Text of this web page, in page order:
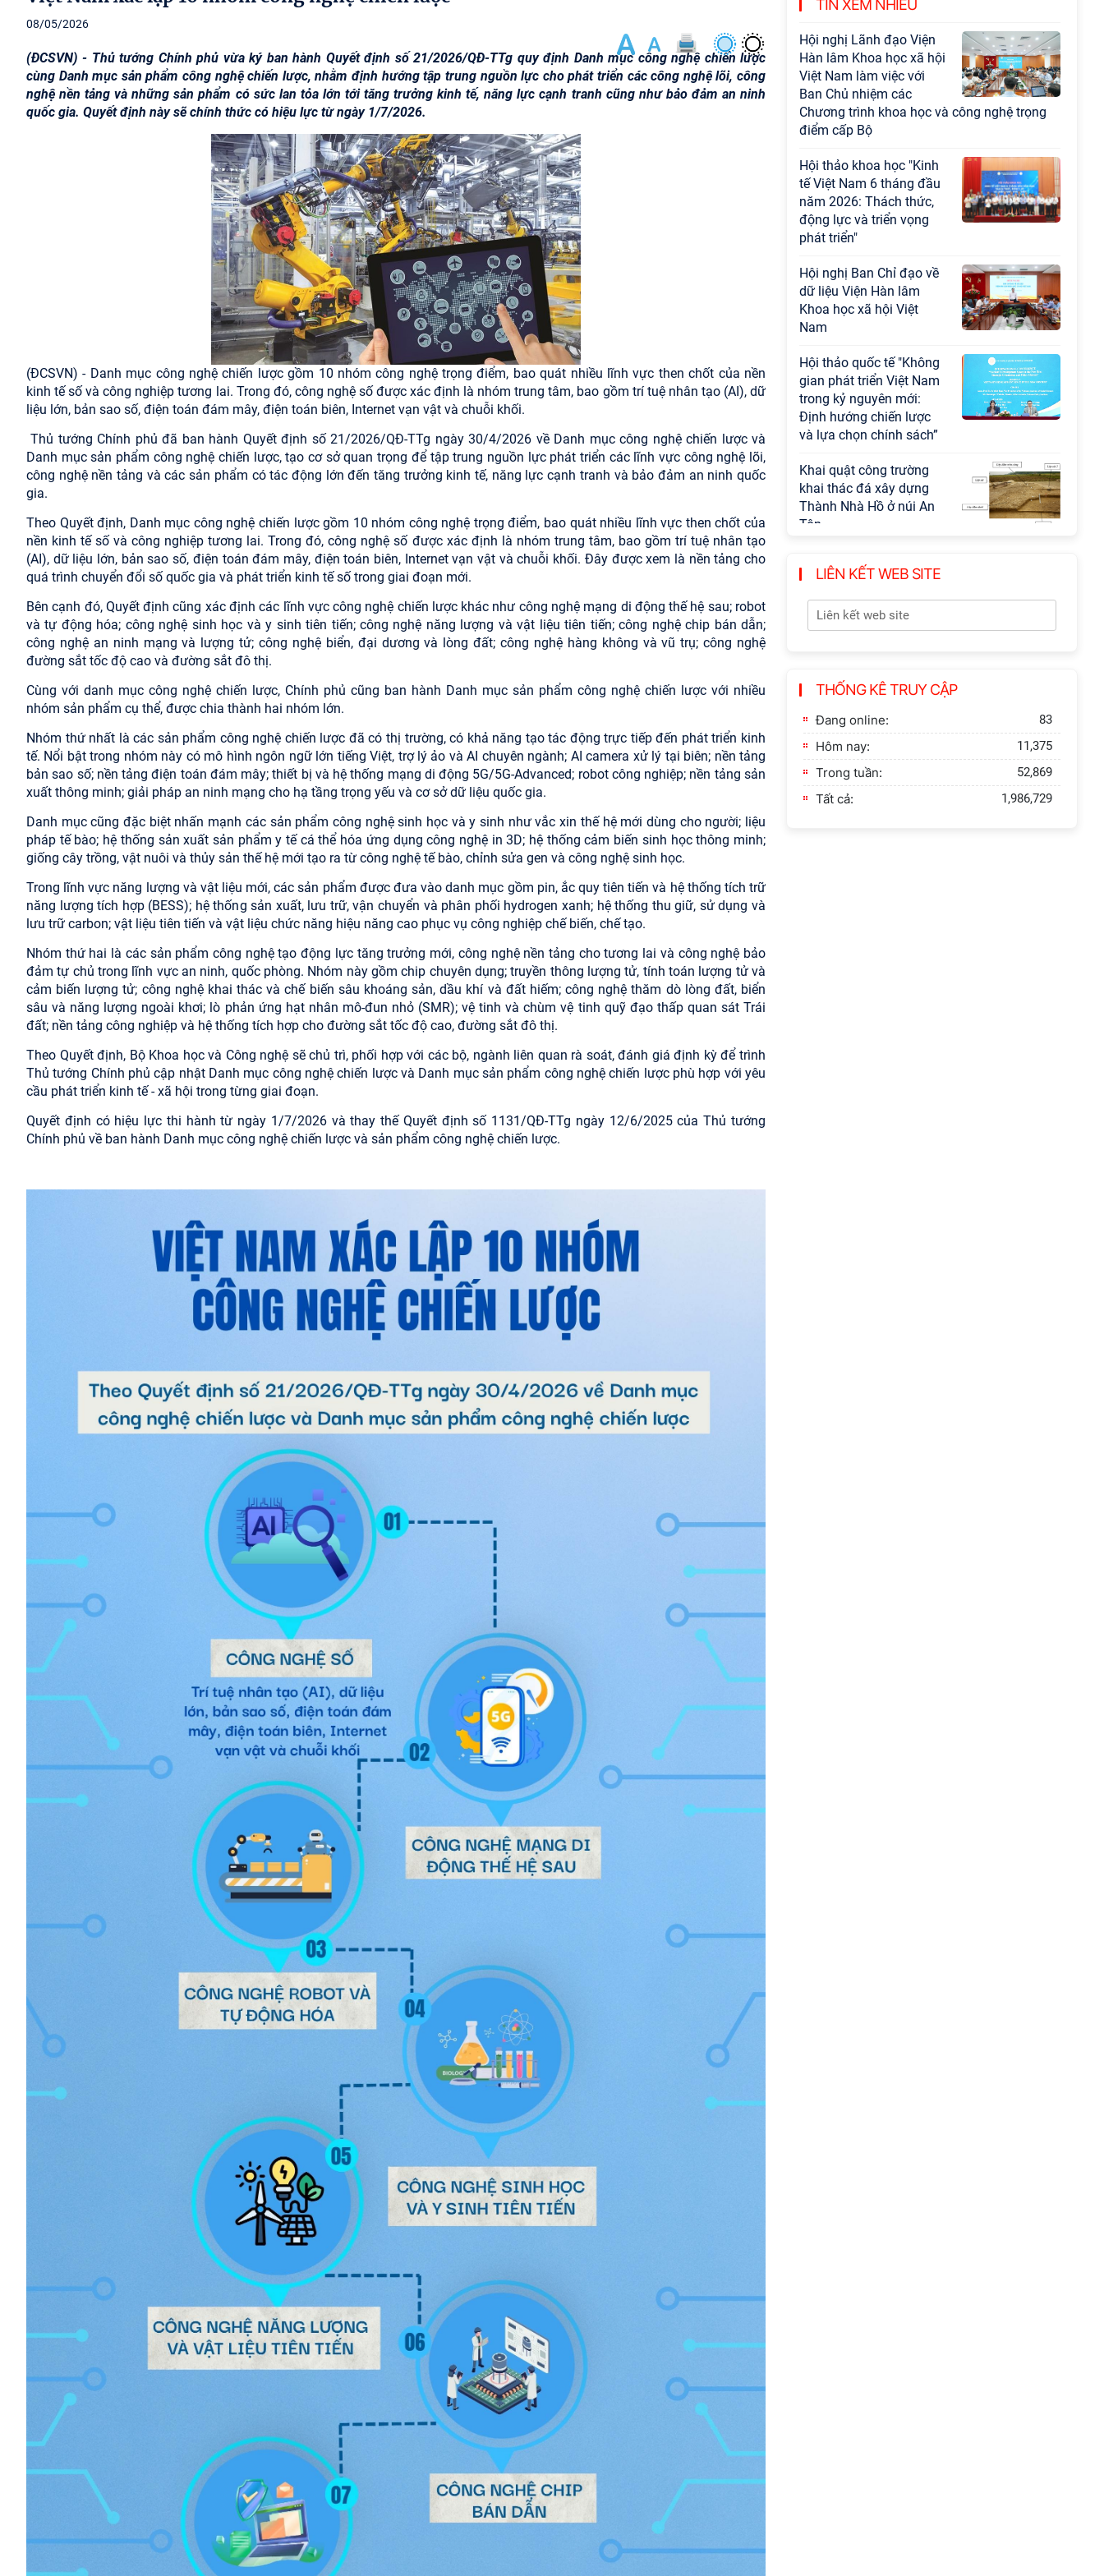
08/05/2026
(ĐCSVN) - Thủ tướng Chính phủ vừa ký ban hành Quyết định số 21/2026/QĐ-TTg quy định Danh mục công nghệ chiến lược
cùng Danh mục sản phẩm công nghệ chiến lược, nhằm định hướng tập trung nguồn lực cho phát triển các công nghệ lõi, công
nghệ nền tảng và những sản phẩm có sức lan tỏa lớn tới tăng trưởng kinh tế, năng lực cạnh tranh cũng như bảo đảm an ninh
quốc gia. Quyết định này sẽ chính thức có hiệu lực từ ngày 1/7/2026.
(ĐCSVN) - Danh mục công nghệ chiến lược gồm 10 nhóm công nghệ trọng điểm, bao quát nhiều lĩnh vực then chốt của nền
kinh tế số và công nghiệp tương lai. Trong đó, công nghệ số được xác định là nhóm trung tâm, bao gồm trí tuệ nhân tạo (AI), dữ
liệu lớn, bản sao số, điện toán đám mây, điện toán biên, Internet vạn vật và chuỗi khối.
Thủ tướng Chính phủ đã ban hành Quyết định số 21/2026/QĐ-TTg ngày 30/4/2026 về Danh mục công nghệ chiến lược và
Danh mục sản phẩm công nghệ chiến lược, tạo cơ sở quan trọng để tập trung nguồn lực phát triển các lĩnh vực công nghệ lõi,
công nghệ nền tảng và các sản phẩm có tác động lớn đến tăng trưởng kinh tế, năng lực cạnh tranh và bảo đảm an ninh quốc
gia.
Theo Quyết định, Danh mục công nghệ chiến lược gồm 10 nhóm công nghệ trọng điểm, bao quát nhiều lĩnh vực then chốt của
nền kinh tế số và công nghiệp tương lai. Trong đó, công nghệ số được xác định là nhóm trung tâm, bao gồm trí tuệ nhân tạo
(AI), dữ liệu lớn, bản sao số, điện toán đám mây, điện toán biên, Internet vạn vật và chuỗi khối. Đây được xem là nền tảng cho
quá trình chuyển đổi số quốc gia và phát triển kinh tế số trong giai đoạn mới.
Bên cạnh đó, Quyết định cũng xác định các lĩnh vực công nghệ chiến lược khác như công nghệ mạng di động thế hệ sau; robot
và tự động hóa; công nghệ sinh học và y sinh tiên tiến; công nghệ năng lượng và vật liệu tiên tiến; công nghệ chip bán dẫn;
công nghệ an ninh mạng và lượng tử; công nghệ biển, đại dương và lòng đất; công nghệ hàng không và vũ trụ; công nghệ
đường sắt tốc độ cao và đường sắt đô thị.
Cùng với danh mục công nghệ chiến lược, Chính phủ cũng ban hành Danh mục sản phẩm công nghệ chiến lược với nhiều
nhóm sản phẩm cụ thể, được chia thành hai nhóm lớn.
Nhóm thứ nhất là các sản phẩm công nghệ chiến lược đã có thị trường, có khả năng tạo tác động trực tiếp đến phát triển kinh
tế. Nổi bật trong nhóm này có mô hình ngôn ngữ lớn tiếng Việt, trợ lý ảo và AI chuyên ngành; AI camera xử lý tại biên; nền tảng
bản sao số; nền tảng điện toán đám mây; thiết bị và hệ thống mạng di động 5G/5G-Advanced; robot công nghiệp; nền tảng sản
xuất thông minh; giải pháp an ninh mạng cho hạ tầng trọng yếu và cơ sở dữ liệu quốc gia.
Danh mục cũng đặc biệt nhấn mạnh các sản phẩm công nghệ sinh học và y sinh như vắc xin thế hệ mới dùng cho người; liệu
pháp tế bào; hệ thống sản xuất sản phẩm y tế cá thể hóa ứng dụng công nghệ in 3D; hệ thống cảm biến sinh học thông minh;
giống cây trồng, vật nuôi và thủy sản thế hệ mới tạo ra từ công nghệ tế bào, chỉnh sửa gen và công nghệ sinh học.
Trong lĩnh vực năng lượng và vật liệu mới, các sản phẩm được đưa vào danh mục gồm pin, ắc quy tiên tiến và hệ thống tích trữ
năng lượng tích hợp (BESS); hệ thống sản xuất, lưu trữ, vận chuyển và phân phối hydrogen xanh; hệ thống thu giữ, sử dụng và
lưu trữ carbon; vật liệu tiên tiến và vật liệu chức năng hiệu năng cao phục vụ công nghiệp chế biến, chế tạo.
Nhóm thứ hai là các sản phẩm công nghệ tạo động lực tăng trưởng mới, công nghệ nền tảng cho tương lai và công nghệ bảo
đảm tự chủ trong lĩnh vực an ninh, quốc phòng. Nhóm này gồm chip chuyên dụng; truyền thông lượng tử, tính toán lượng tử và
cảm biến lượng tử; công nghệ khai thác và chế biến sâu khoáng sản, dầu khí và đất hiếm; công nghệ thăm dò lòng đất, biển
sâu và năng lượng ngoài khơi; lò phản ứng hạt nhân mô-đun nhỏ (SMR); vệ tinh và chùm vệ tinh quỹ đạo thấp quan sát Trái
đất; nền tảng công nghiệp và hệ thống tích hợp cho đường sắt tốc độ cao, đường sắt đô thị.
Theo Quyết định, Bộ Khoa học và Công nghệ sẽ chủ trì, phối hợp với các bộ, ngành liên quan rà soát, đánh giá định kỳ để trình
Thủ tướng Chính phủ cập nhật Danh mục công nghệ chiến lược và Danh mục sản phẩm công nghệ chiến lược phù hợp với yêu
cầu phát triển kinh tế - xã hội trong từng giai đoạn.
Quyết định có hiệu lực thi hành từ ngày 1/7/2026 và thay thế Quyết định số 1131/QĐ-TTg ngày 12/6/2025 của Thủ tướng
Chính phủ về ban hành Danh mục công nghệ chiến lược và sản phẩm công nghệ chiến lược.
TIN XEM NHIỀU
đạo sự nghiệp xây dựng chủ nghĩa xã hội
Hội nghị Lãnh đạo Viện
Hàn lâm Khoa học xã hội
Việt Nam làm việc với
Ban Chủ nhiệm các
Chương trình khoa học và công nghệ trọng
điểm cấp Bộ
Hội thảo khoa học "Kinh
tế Việt Nam 6 tháng đầu
năm 2026: Thách thức,
động lực và triển vọng
phát triển"
Hội nghị Ban Chỉ đạo về
dữ liệu Viện Hàn lâm
Khoa học xã hội Việt
Nam
Hội thảo quốc tế "Không
gian phát triển Việt Nam
trong kỷ nguyên mới:
Định hướng chiến lược
và lựa chọn chính sách”
Khai quật công trường
khai thác đá xây dựng
Thành Nhà Hồ ở núi An
Tôn
LIÊN KẾT WEB SITE
THỐNG KÊ TRUY CẬP
Đang online: 83
Hôm nay: 11,375
Trong tuần: 52,869
Tất cả: 1,986,729